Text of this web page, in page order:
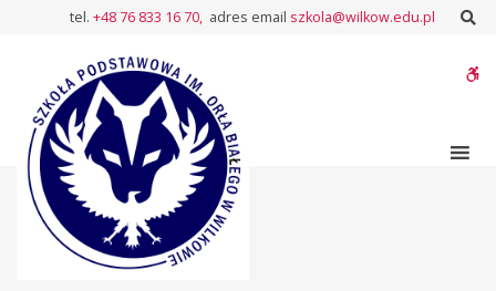
uczniów
tel. +48 76 833 16 70, adres email szkola@wilkow.edu.pl
Strona
główna
Sukcesy naszych uczniów